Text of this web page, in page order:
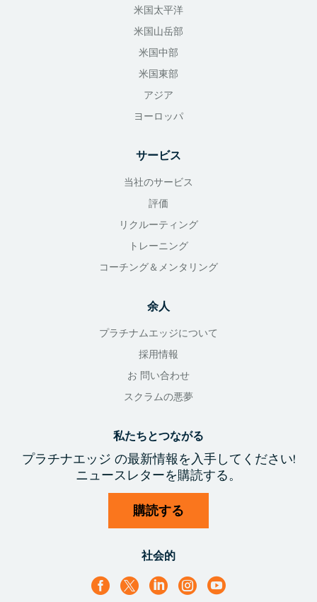
米国太平洋
米国山岳部
米国中部
米国東部
アジア
ヨーロッパ
サービス
当社のサービス
評価
リクルーティング
トレーニング
コーチング＆メンタリング
余人
プラチナムエッジについて
採用情報
お 問い合わせ
スクラムの悪夢
私たちとつながる
プラチナエッジ の最新情報を入手してください!
ニュースレターを購読する。
購読する
社会的